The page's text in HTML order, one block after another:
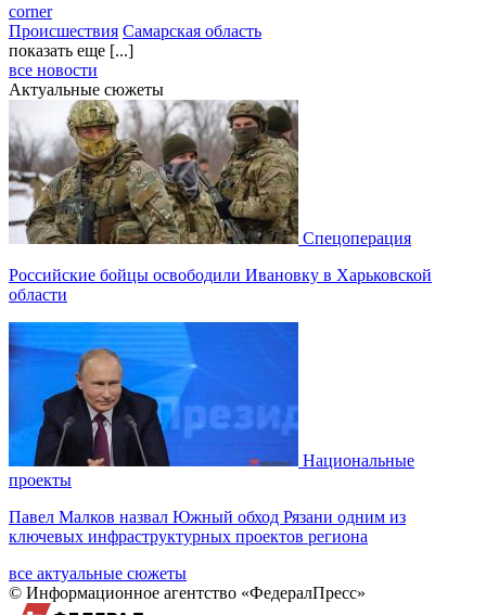
corner
Происшествия Самарская область
показать еще [...]
все новости
Актуальные сюжеты
Спецоперация
Российские бойцы освободили Ивановку в Харьковской
области
Национальные
проекты
Павел Малков назвал Южный обход Рязани одним из
ключевых инфраструктурных проектов региона
все актуальные сюжеты
© Информационное агентство «ФедералПресс»